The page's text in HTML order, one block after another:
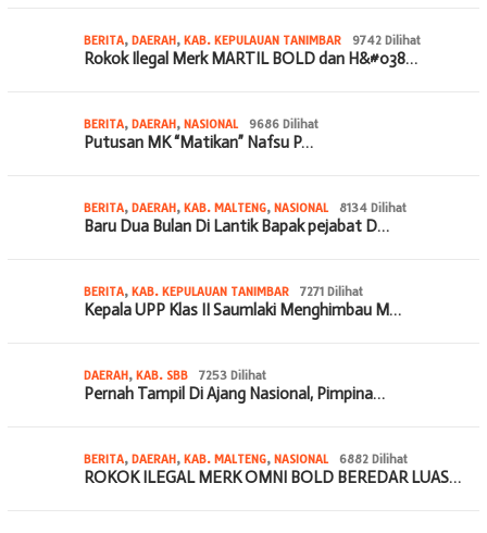
BERITA, DAERAH, KAB. KEPULAUAN TANIMBAR 9742 Dilihat
Rokok Ilegal Merk MARTIL BOLD dan H&#038…
BERITA, DAERAH, NASIONAL 9686 Dilihat
Putusan MK “Matikan” Nafsu P…
BERITA, DAERAH, KAB. MALTENG, NASIONAL 8134 Dilihat
Baru Dua Bulan Di Lantik Bapak pejabat D…
BERITA, KAB. KEPULAUAN TANIMBAR 7271 Dilihat
Kepala UPP Klas II Saumlaki Menghimbau M…
DAERAH, KAB. SBB 7253 Dilihat
Pernah Tampil Di Ajang Nasional, Pimpina…
BERITA, DAERAH, KAB. MALTENG, NASIONAL 6882 Dilihat
ROKOK ILEGAL MERK OMNI BOLD BEREDAR LUAS…